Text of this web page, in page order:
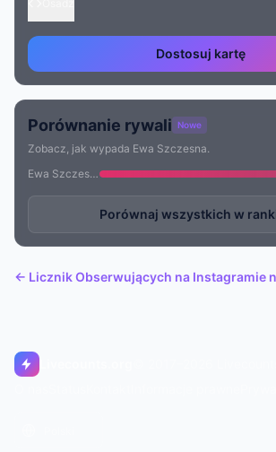
Dostosuj kartę
Porównanie rywali Nowe
Zobacz, jak wypada Ewa Szczesna.
Ewa Szczesna
Porównaj wszystkich w
← Licznik Obserwujących na Instagramie